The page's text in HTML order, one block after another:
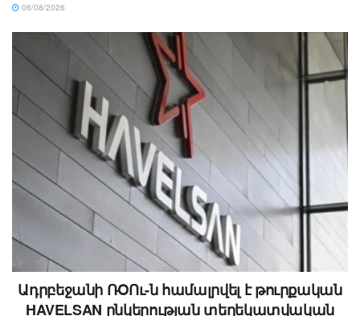
06/08/2026
Ադրբեջանի ՌՕՈւ-ն համալրվել է թուրքական
HAVELSAN ընկերության տեղեկատվական